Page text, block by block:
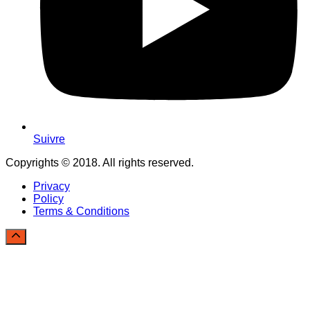
Suivre
Copyrights © 2018. All rights reserved.
Privacy
Policy
Terms & Conditions